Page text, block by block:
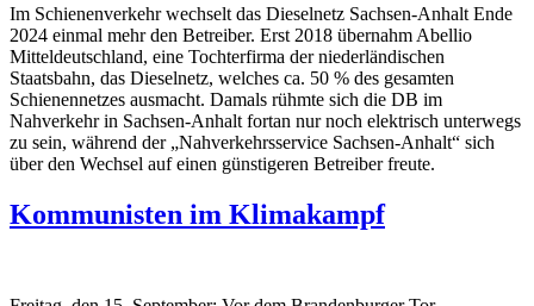
Im Schienenverkehr wechselt das Dieselnetz Sachsen-Anhalt Ende
2024 einmal mehr den Betreiber. Erst 2018 übernahm Abellio
Mitteldeutschland, eine Tochterfirma der niederländischen
Staatsbahn, das Dieselnetz, welches ca. 50 % des gesamten
Schienennetzes ausmacht. Damals rühmte sich die DB im
Nahverkehr in Sachsen-Anhalt fortan nur noch elektrisch unterwegs
zu sein, während der „Nahverkehrsservice Sachsen-Anhalt“ sich
über den Wechsel auf einen günstigeren Betreiber freute.
Kommunisten im Klimakampf